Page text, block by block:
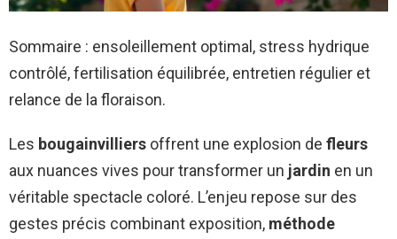
Sommaire : ensoleillement optimal, stress hydrique
contrôlé, fertilisation équilibrée, entretien régulier et
relance de la floraison.
Les bougainvilliers offrent une explosion de fleurs
aux nuances vives pour transformer un jardin en un
véritable spectacle coloré. L’enjeu repose sur des
gestes précis combinant exposition, méthode